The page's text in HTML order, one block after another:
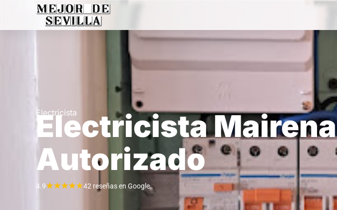
Electricista
Electricista Mairena
Autorizado
4.9★★★★★42 reseñas en Google